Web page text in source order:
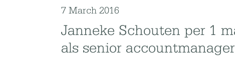
7 March 2016
Janneke Schouten per 1
als senior